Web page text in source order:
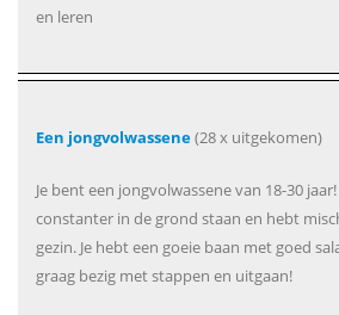
en leren
Een jongvolwassene(28 x uitgekomen)
Je bent een jongvolwassene van 18-30
constanter in de grond staan en hebt
gezin. Je hebt een goeie baan met goed
graag bezig met stappen en uitgaan!